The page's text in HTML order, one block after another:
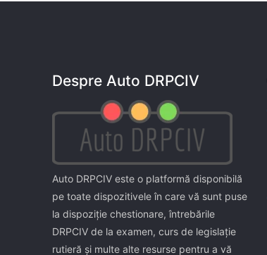
Despre Auto DRPCIV
Auto DRPCIV este o platformă disponibilă
pe toate dispozitivele în care vă sunt puse
la dispoziţie chestionare, întrebările
DRPCIV de la examen, curs de legislaţie
rutieră şi multe alte resurse pentru a vă